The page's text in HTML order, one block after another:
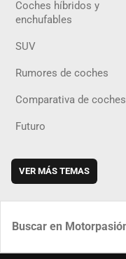
Coches híbridos y
enchufables
SUV
Rumores de coches
Comparativa de coches
Futuro
VER MÁS TEMAS